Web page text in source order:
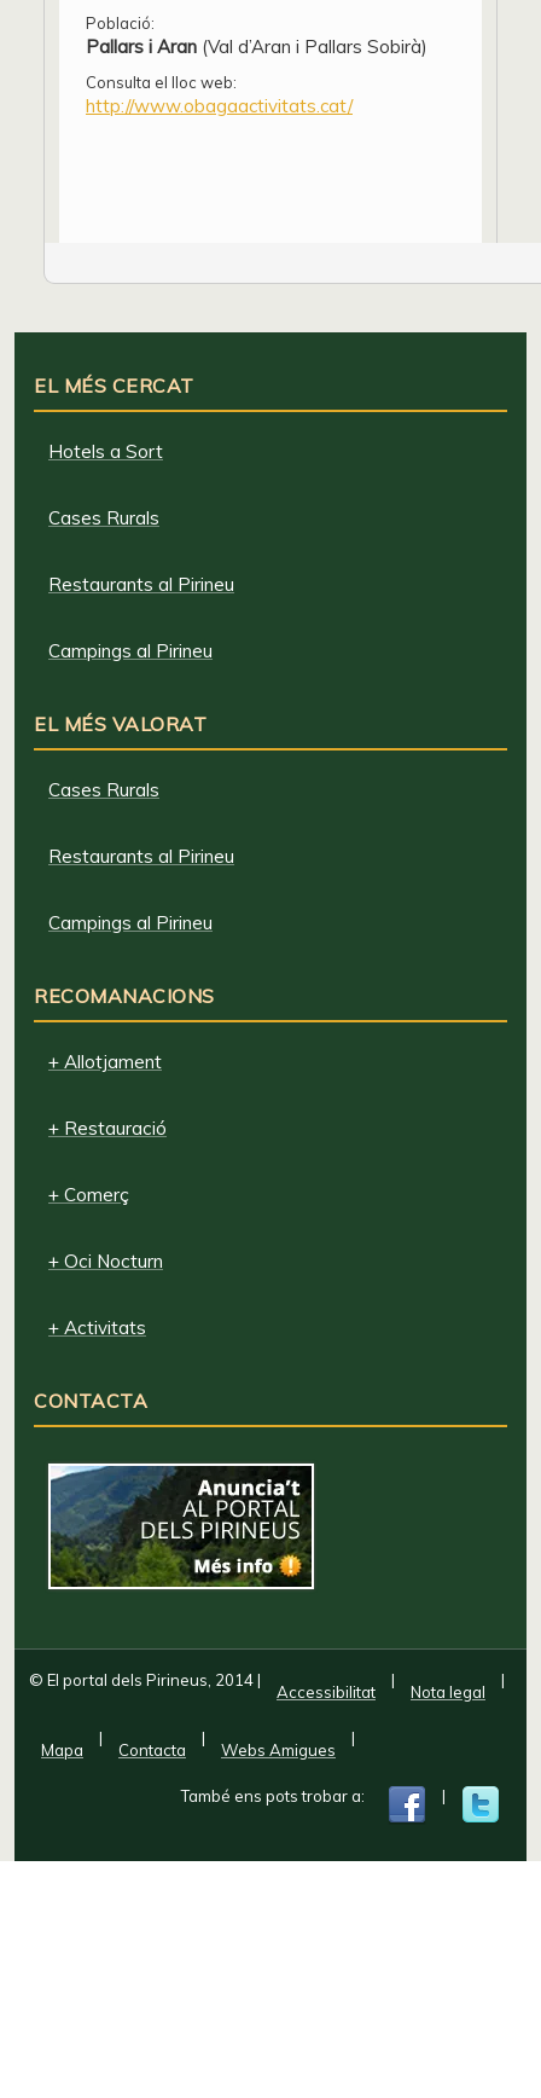
Població:
Pallars i Aran (Val d’Aran i Pallars Sobirà)
Consulta el lloc web:
http://www.obagaactivitats.cat/
EL MÉS CERCAT
Hotels a Sort
Cases Rurals
Restaurants al Pirineu
Campings al Pirineu
EL MÉS VALORAT
Cases Rurals
Restaurants al Pirineu
Campings al Pirineu
RECOMANACIONS
+ Allotjament
+ Restauració
+ Comerç
+ Oci Nocturn
+ Activitats
CONTACTA
© El portal dels Pirineus, 2014|
Accessibilitat
|
Nota legal
|
Mapa
|
Contacta
|
Webs Amigues
|
També ens pots trobar a: |